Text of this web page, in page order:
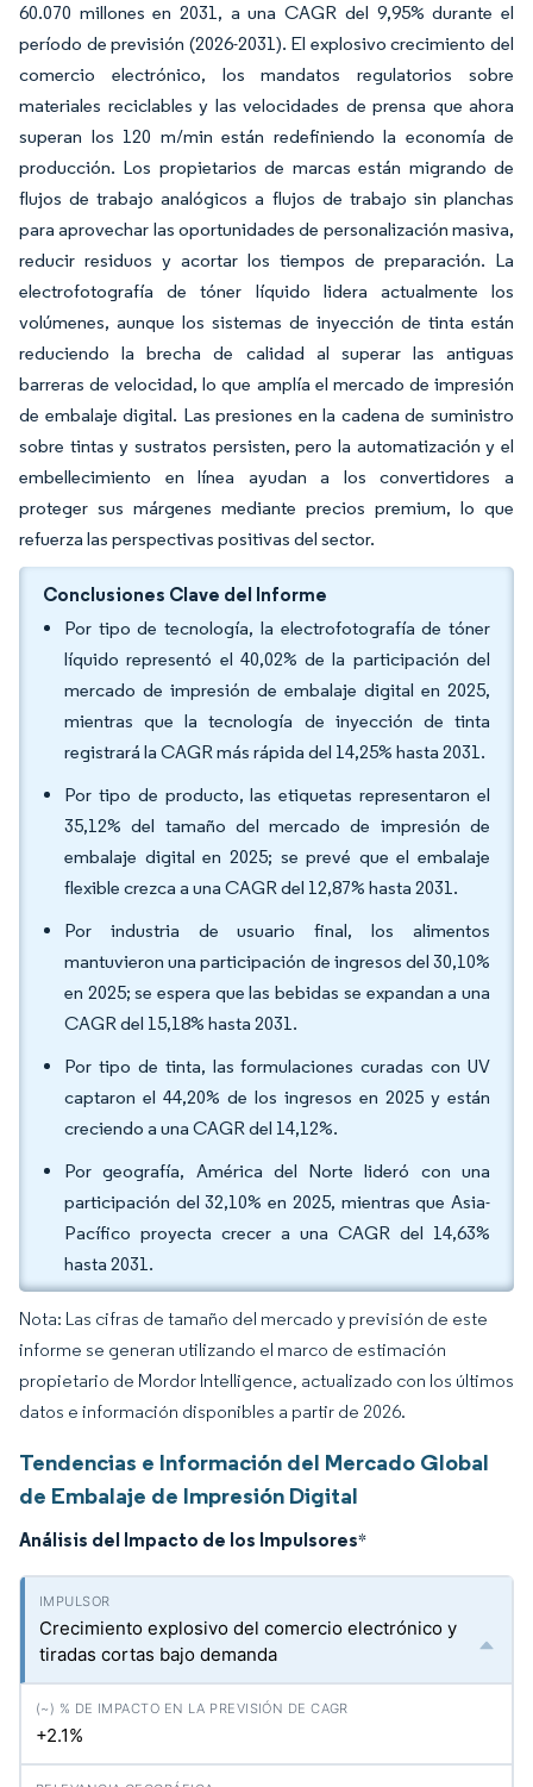
60.070 millones en 2031, a una CAGR del 9,95% durante el
período de previsión (2026-2031). El explosivo crecimiento del
comercio electrónico, los mandatos regulatorios sobre
materiales reciclables y las velocidades de prensa que ahora
superan los 120 m/min están redefiniendo la economía de
producción. Los propietarios de marcas están migrando de
flujos de trabajo analógicos a flujos de trabajo sin planchas
para aprovechar las oportunidades de personalización masiva,
reducir residuos y acortar los tiempos de preparación. La
electrofotografía de tóner líquido lidera actualmente los
volúmenes, aunque los sistemas de inyección de tinta están
reduciendo la brecha de calidad al superar las antiguas
barreras de velocidad, lo que amplía el mercado de impresión
de embalaje digital. Las presiones en la cadena de suministro
sobre tintas y sustratos persisten, pero la automatización y el
embellecimiento en línea ayudan a los convertidores a
proteger sus márgenes mediante precios premium, lo que
refuerza las perspectivas positivas del sector.
Conclusiones Clave del Informe
Por tipo de tecnología, la electrofotografía de tóner
líquido representó el 40,02% de la participación del
mercado de impresión de embalaje digital en 2025,
mientras que la tecnología de inyección de tinta
registrará la CAGR más rápida del 14,25% hasta 2031.
Por tipo de producto, las etiquetas representaron el
35,12% del tamaño del mercado de impresión de
embalaje digital en 2025; se prevé que el embalaje
flexible crezca a una CAGR del 12,87% hasta 2031.
Por industria de usuario final, los alimentos
mantuvieron una participación de ingresos del 30,10%
en 2025; se espera que las bebidas se expandan a una
CAGR del 15,18% hasta 2031.
Por tipo de tinta, las formulaciones curadas con UV
captaron el 44,20% de los ingresos en 2025 y están
creciendo a una CAGR del 14,12%.
Por geografía, América del Norte lideró con una
participación del 32,10% en 2025, mientras que Asia-
Pacífico proyecta crecer a una CAGR del 14,63%
hasta 2031.
Nota: Las cifras de tamaño del mercado y previsión de este
informe se generan utilizando el marco de estimación
propietario de Mordor Intelligence, actualizado con los últimos
datos e información disponibles a partir de 2026.
Tendencias e Información del Mercado Global
de Embalaje de Impresión Digital
Análisis del Impacto de los Impulsores*
Crecimiento explosivo del comercio electrónico y
tiradas cortas bajo demanda
+2.1%